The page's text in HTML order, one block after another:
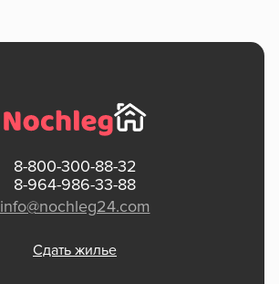
8-800-300-88-32
8-964-986-33-88
info@nochleg24.com
Сдать жилье